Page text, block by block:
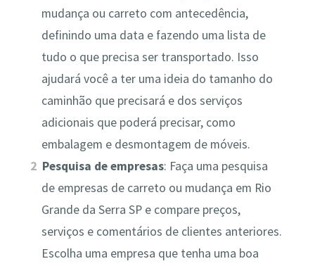
mudança ou carreto com antecedência,
definindo uma data e fazendo uma lista de
tudo o que precisa ser transportado. Isso
ajudará você a ter uma ideia do tamanho do
caminhão que precisará e dos serviços
adicionais que poderá precisar, como
embalagem e desmontagem de móveis.
Pesquisa de empresas: Faça uma pesquisa
de empresas de carreto ou mudança em Rio
Grande da Serra SP e compare preços,
serviços e comentários de clientes anteriores.
Escolha uma empresa que tenha uma boa